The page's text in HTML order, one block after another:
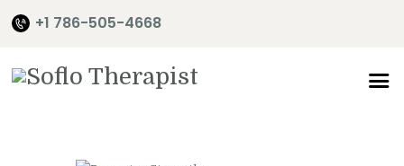
+1 786-505-4668